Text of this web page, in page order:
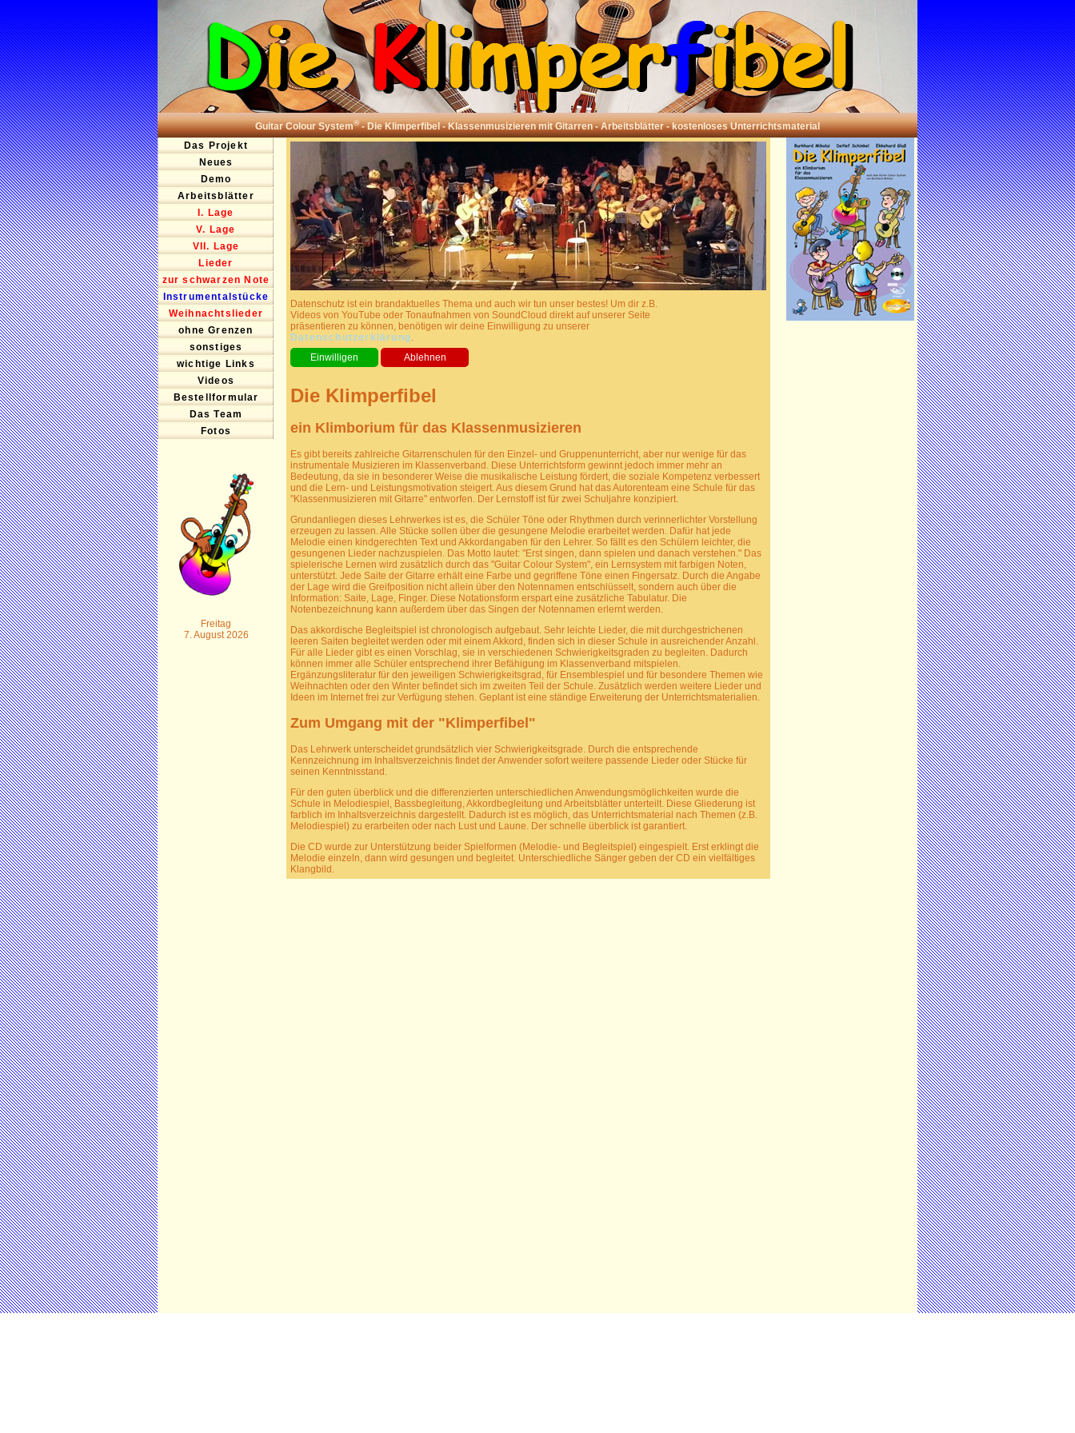
Guitar Colour System®- Die Klimperfibel - Klassenmusizieren mit Gitarren - Arbeitsblätter - kostenloses Unterrichtsmaterial
Das Projekt
Neues
Demo
Arbeitsblätter
I. Lage
V. Lage
VII. Lage
Lieder
zur schwarzen Note
Instrumentalstücke
Weihnachtslieder
ohne Grenzen
sonstiges
wichtige Links
Videos
Bestellformular
Das Team
Fotos
Freitag
7. August 2026
Datenschutz ist ein brandaktuelles Thema und auch wir tun unser bestes! Um dir z.B.
Videos von YouTube oder Tonaufnahmen von SoundCloud direkt auf unserer Seite
präsentieren zu können, benötigen wir deine Einwilligung zu unserer
Datenschutzerklärung.
Die Klimperfibel
ein Klimborium für das Klassenmusizieren
Es gibt bereits zahlreiche Gitarrenschulen für den Einzel- und Gruppenunterricht, aber nur wenige für das
instrumentale Musizieren im Klassenverband. Diese Unterrichtsform gewinnt jedoch immer mehr an
Bedeutung, da sie in besonderer Weise die musikalische Leistung fördert, die soziale Kompetenz verbessert
und die Lern- und Leistungsmotivation steigert. Aus diesem Grund hat das Autorenteam eine Schule für das
"Klassenmusizieren mit Gitarre" entworfen. Der Lernstoff ist für zwei Schuljahre konzipiert.
Grundanliegen dieses Lehrwerkes ist es, die Schüler Töne oder Rhythmen durch verinnerlichter Vorstellung
erzeugen zu lassen. Alle Stücke sollen über die gesungene Melodie erarbeitet werden. Dafür hat jede
Melodie einen kindgerechten Text und Akkordangaben für den Lehrer. So fällt es den Schülern leichter, die
gesungenen Lieder nachzuspielen. Das Motto lautet: "Erst singen, dann spielen und danach verstehen." Das
spielerische Lernen wird zusätzlich durch das "Guitar Colour System", ein Lernsystem mit farbigen Noten,
unterstützt. Jede Saite der Gitarre erhält eine Farbe und gegriffene Töne einen Fingersatz. Durch die Angabe
der Lage wird die Greifposition nicht allein über den Notennamen entschlüsselt, sondern auch über die
Information: Saite, Lage, Finger. Diese Notationsform erspart eine zusätzliche Tabulatur. Die
Notenbezeichnung kann außerdem über das Singen der Notennamen erlernt werden.
Das akkordische Begleitspiel ist chronologisch aufgebaut. Sehr leichte Lieder, die mit durchgestrichenen
leeren Saiten begleitet werden oder mit einem Akkord, finden sich in dieser Schule in ausreichender Anzahl.
Für alle Lieder gibt es einen Vorschlag, sie in verschiedenen Schwierigkeitsgraden zu begleiten. Dadurch
können immer alle Schüler entsprechend ihrer Befähigung im Klassenverband mitspielen.
Ergänzungsliteratur für den jeweiligen Schwierigkeitsgrad, für Ensemblespiel und für besondere Themen wie
Weihnachten oder den Winter befindet sich im zweiten Teil der Schule. Zusätzlich werden weitere Lieder und
Ideen im Internet frei zur Verfügung stehen. Geplant ist eine ständige Erweiterung der Unterrichtsmaterialien.
Zum Umgang mit der "Klimperfibel"
Das Lehrwerk unterscheidet grundsätzlich vier Schwierigkeitsgrade. Durch die entsprechende
Kennzeichnung im Inhaltsverzeichnis findet der Anwender sofort weitere passende Lieder oder Stücke für
seinen Kenntnisstand.
Für den guten überblick und die differenzierten unterschiedlichen Anwendungsmöglichkeiten wurde die
Schule in Melodiespiel, Bassbegleitung, Akkordbegleitung und Arbeitsblätter unterteilt. Diese Gliederung ist
farblich im Inhaltsverzeichnis dargestellt. Dadurch ist es möglich, das Unterrichtsmaterial nach Themen (z.B.
Melodiespiel) zu erarbeiten oder nach Lust und Laune. Der schnelle überblick ist garantiert.
Die CD wurde zur Unterstützung beider Spielformen (Melodie- und Begleitspiel) eingespielt. Erst erklingt die
Melodie einzeln, dann wird gesungen und begleitet. Unterschiedliche Sänger geben der CD ein vielfältiges
Klangbild.